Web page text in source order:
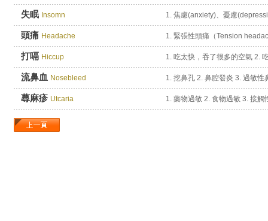
失眠 Insomn
頭痛 Headache
打嗝 Hiccup 1. 吃太快，吞了很多的空氣 2.
流鼻血 Nosebleed 1. 挖鼻孔 2. 鼻腔發炎 3. 過敏
蕁麻疹 Utcaria 1. 藥物過敏 2. 食物過敏 3. 接觸